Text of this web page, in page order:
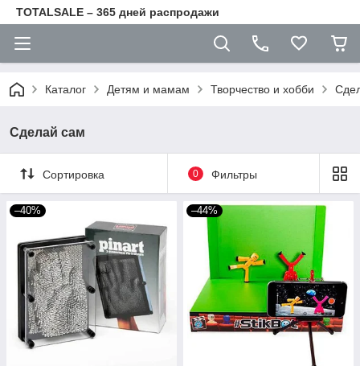
TOTALSALE – 365 дней распродажи
Каталог Детям и мамам Творчество и хобби
Сделай сам
Сортировка 0 Фильтры
–40% –44%